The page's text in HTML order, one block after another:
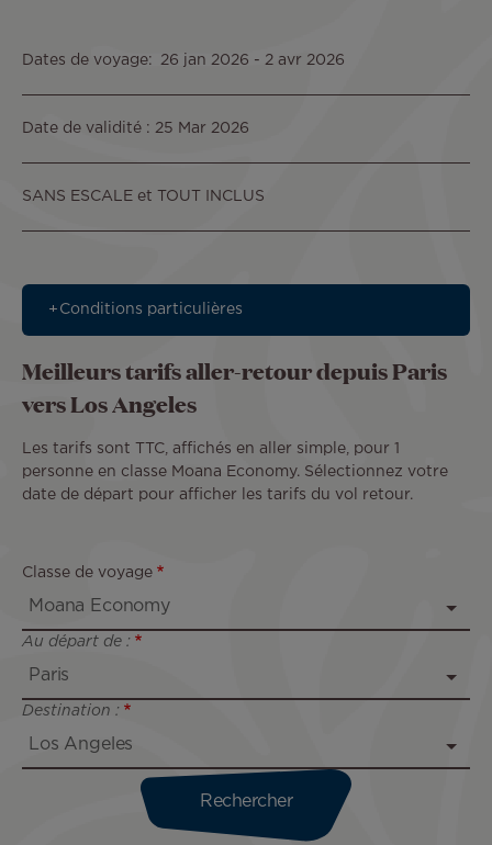
Dates de voyage 26 jan 2026 - 2 avr 2026
Date de validité : 25 Mar 2026
SANS ESCALE et TOUT INCLUS
Conditions particulières
Meilleurs tarifs aller-retour depuis Paris
vers Los Angeles
Les tarifs sont TTC, affichés en aller simple, pour 1
personne en classe Moana Economy. Sélectionnez votre
date de départ pour afficher les tarifs du vol retour.
Classe de voyage
Au départ de :
Destination :